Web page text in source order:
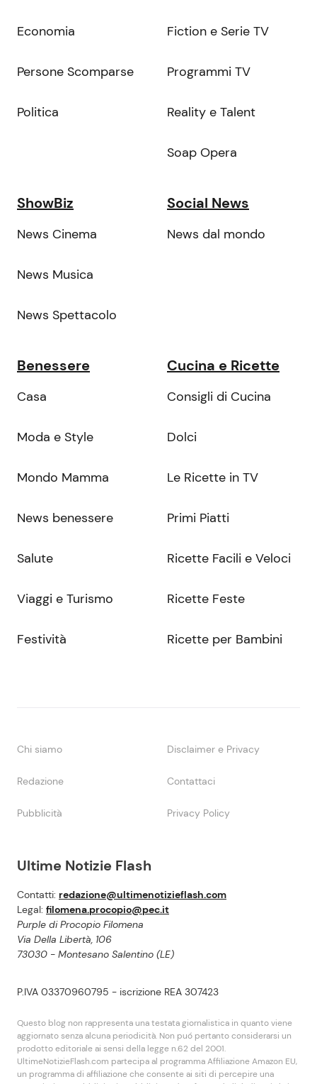
Ultime Notizie Flash
Contatti: redazione@ultimenotizieflash.com
Legal: filomena.procopio@pec.it
Purple di Procopio Filomena
Via Della Libertà, 106
73030 - Montesano Salentino (LE)
P.IVA 03370960795 - iscrizione REA 307423
Questo blog non rappresenta una testata giornalistica in quanto viene
aggiornato senza alcuna periodicità. Non puó pertanto considerarsi un
prodotto editoriale ai sensi della legge n.62 del 2001.
UltimeNotizieFlash.com partecipa al programma Affiliazione Amazon EU,
un programma di affiliazione che consente ai siti di percepire una
Economia
Persone Scomparse
Politica
Fiction e Serie TV
Programmi TV
Reality e Talent
Soap Opera
ShowBiz
News Cinema
News Musica
News Spettacolo
Social News
News dal mondo
Benessere
Casa
Moda e Style
Mondo Mamma
News benessere
Salute
Viaggi e Turismo
Festività
Cucina e Ricette
Consigli di Cucina
Dolci
Le Ricette in TV
Primi Piatti
Ricette Facili e Veloci
Ricette Feste
Ricette per Bambini
Chi siamo Disclaimer e Privacy
Redazione Contattaci
Pubblicità Privacy Policy